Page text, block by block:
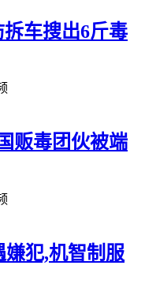
车搜出6斤毒
贩毒团伙被端
犯,机智制服